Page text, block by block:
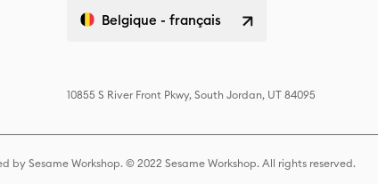
Belgique - français
10855 S River Front Pkwy, South Jordan, UT 84095
Sesame Workshop. © 2022 Sesame Workshop. All rights reserved.